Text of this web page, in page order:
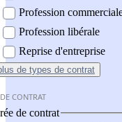
Profession
Profession libérale
Reprise d'entreprise
de types de contrat
CONTRAT
de contrat